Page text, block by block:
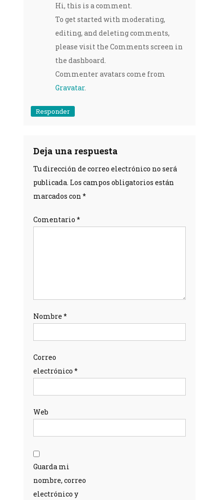
Hi, this is a comment.
To get started with moderating,
editing, and deleting comments,
please visit the Comments screen in
the dashboard.
Commenter avatars come from
Gravatar.
Responder
Deja una respuesta
Tu dirección de correo electrónico no será
publicada. Los campos obligatorios están
marcados con*
Comentario*
Nombre*
Correo
electrónico*
Web
Guarda mi
nombre, correo
electrónico y